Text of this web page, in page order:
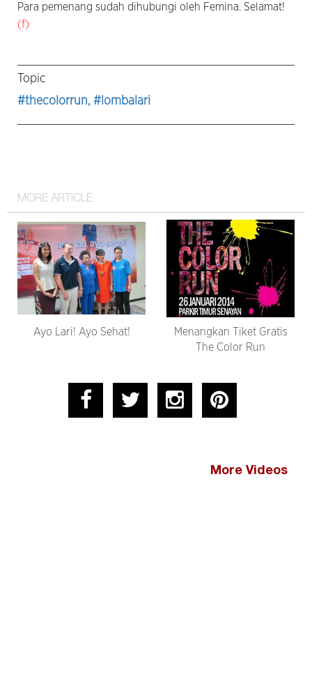
Para pemenang sudah dihubungi oleh Femina. Selamat!
(f)
Topic
#thecolorrun, #lombalari
MORE ARTICLE
Ayo Lari! Ayo Sehat!
Menangkan Tiket Gratis
The Color Run
More Videos